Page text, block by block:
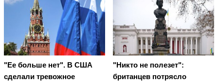
"Ее больше нет". В США
сделали тревожное
"Никто не полезет":
британцев потрясло